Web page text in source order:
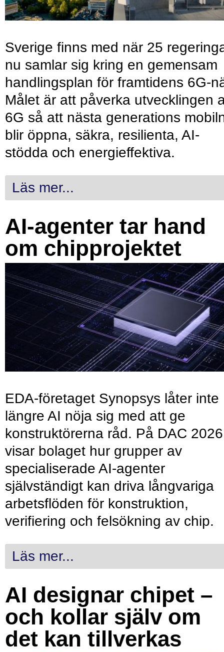
Sverige finns med när 25
nu samlar sig kring en gemensam
handlingsplan för framtidens 6G-
Målet är att påverka utvecklingen
6G så att nästa generations
blir öppna, säkra, resilienta, AI-
stödda och energieffektiva.
Läs mer...
AI-agenter tar hand
om chipprojektet
EDA-företaget Synopsys låter inte
längre AI nöja sig med att ge
konstruktörerna råd. På DAC 2026
visar bolaget hur grupper av
specialiserade AI-agenter
självständigt kan driva långvariga
arbetsflöden för konstruktion,
verifiering och felsökning av chip.
Läs mer...
AI designar chipet –
och kollar själv om
det kan tillverkas